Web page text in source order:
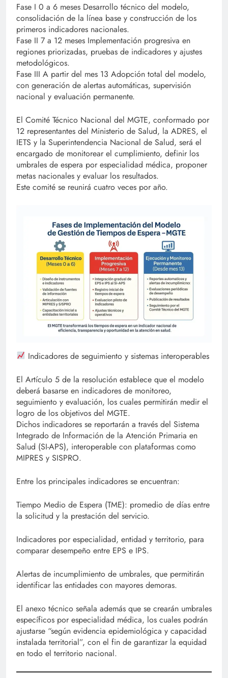
Fase I 0 a 6 meses Desarrollo técnico del modelo,
consolidación de la línea base y construcción de los
primeros indicadores nacionales.
Fase II 7 a 12 meses Implementación progresiva en
regiones priorizadas, pruebas de indicadores y ajustes
metodológicos.
Fase III A partir del mes 13 Adopción total del modelo,
con generación de alertas automáticas, supervisión
nacional y evaluación permanente.
El Comité Técnico Nacional del MGTE, conformado por
12 representantes del Ministerio de Salud, la ADRES, el
IETS y la Superintendencia Nacional de Salud, será el
encargado de monitorear el cumplimiento, definir los
umbrales de espera por especialidad médica, proponer
metas nacionales y evaluar los resultados.
Este comité se reunirá cuatro veces por año.
Indicadores de seguimiento y sistemas interoperables
El Artículo 5 de la resolución establece que el modelo
deberá basarse en indicadores de monitoreo,
seguimiento y evaluación, los cuales permitirán medir el
logro de los objetivos del MGTE.
Dichos indicadores se reportarán a través del Sistema
Integrado de Información de la Atención Primaria en
Salud (SI-APS), interoperable con plataformas como
MIPRES y SISPRO.
Entre los principales indicadores se encuentran:
Tiempo Medio de Espera (TME): promedio de días entre
la solicitud y la prestación del servicio.
Indicadores por especialidad, entidad y territorio, para
comparar desempeño entre EPS e IPS.
Alertas de incumplimiento de umbrales, que permitirán
identificar las entidades con mayores demoras.
El anexo técnico señala además que se crearán umbrales
específicos por especialidad médica, los cuales podrán
ajustarse “según evidencia epidemiológica y capacidad
instalada territorial”, con el fin de garantizar la equidad
en todo el territorio nacional.